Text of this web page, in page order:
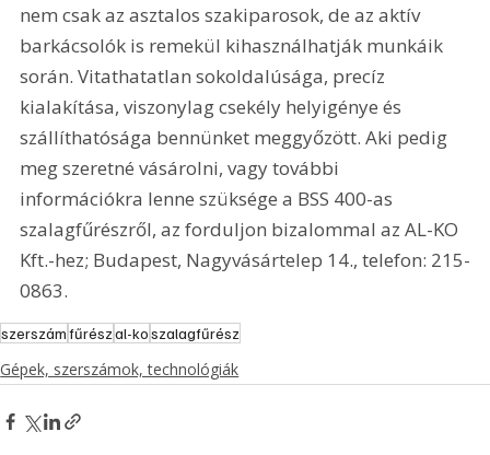
nem csak az asztalos szakiparosok, de az aktív
barkácsolók is remekül kihasználhatják munkáik
során. Vitathatatlan sokoldalúsága, precíz
kialakítása, viszonylag csekély helyigénye és
szállíthatósága bennünket meggyőzött. Aki pedig
meg szeretné vásárolni, vagy további
információkra lenne szüksége a BSS 400-as
szalagfűrészről, az forduljon bizalommal az AL-KO
Kft.-hez; Budapest, Nagyvásártelep 14., telefon: 215-
0863.
szerszámfűrészal-koszalagfűrész
Gépek, szerszámok, technológiák